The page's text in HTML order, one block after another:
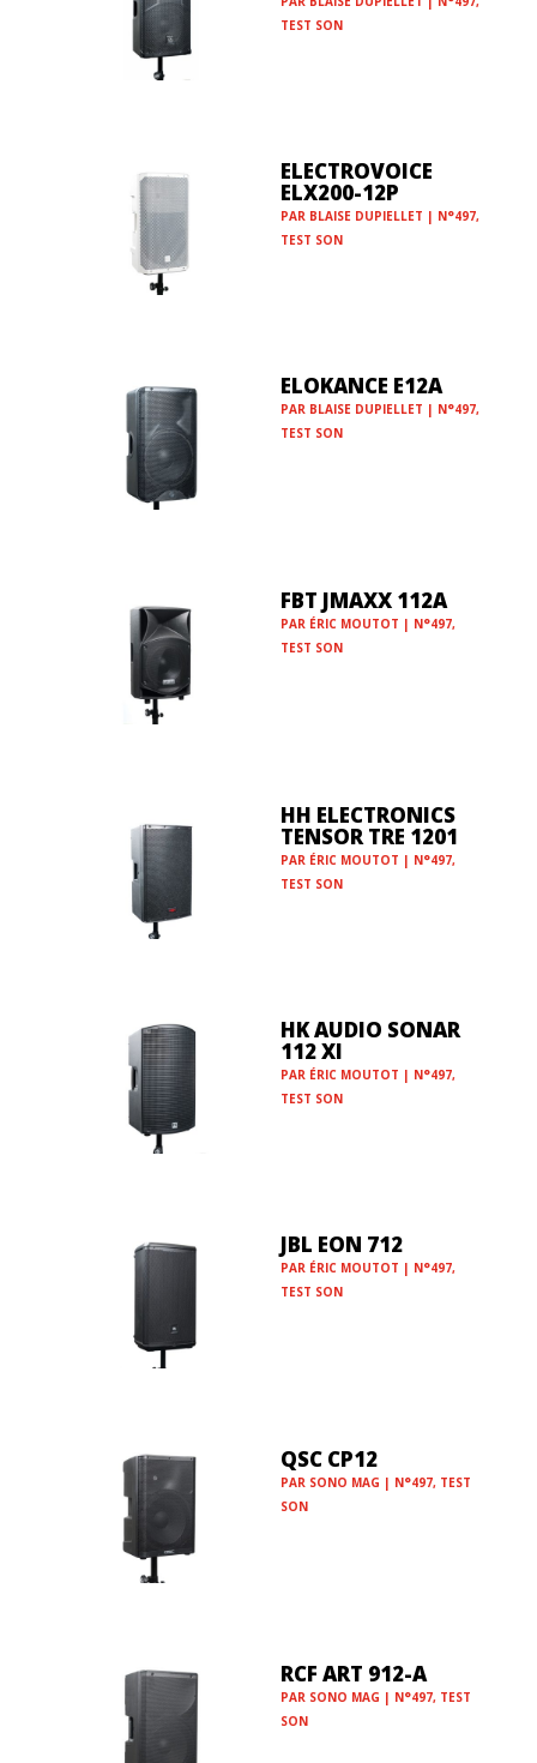
TEST SON
ELECTROVOICE
ELX200-12P
PAR BLAISE DUPIELLET | N°497,
TEST SON
ELOKANCE E12A
PAR BLAISE DUPIELLET | N°497,
TEST SON
FBT JMAXX 112A
PAR ÉRIC MOUTOT | N°497,
TEST SON
HH ELECTRONICS
TENSOR TRE 1201
PAR ÉRIC MOUTOT | N°497,
TEST SON
HK AUDIO SONAR
112 XI
PAR ÉRIC MOUTOT | N°497,
TEST SON
JBL EON 712
PAR ÉRIC MOUTOT | N°497,
TEST SON
QSC CP12
PAR SONO MAG | N°497, TEST
SON
RCF ART 912-A
PAR SONO MAG | N°497, TEST
SON